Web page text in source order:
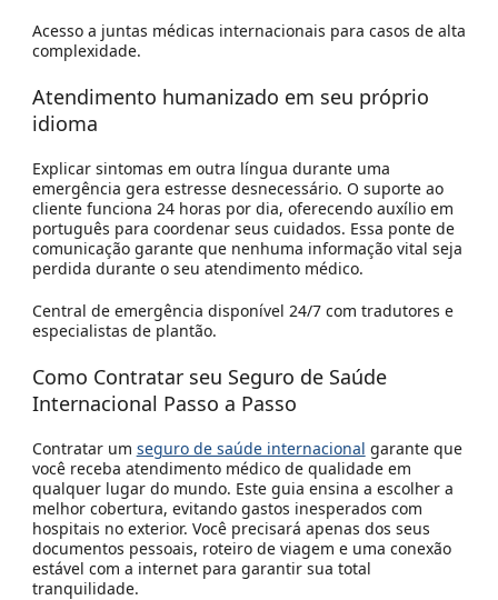
Acesso a juntas médicas internacionais para casos de alta
complexidade.
Atendimento humanizado em seu próprio
idioma
Explicar sintomas em outra língua durante uma
emergência gera estresse desnecessário. O suporte ao
cliente funciona 24 horas por dia, oferecendo auxílio em
português para coordenar seus cuidados. Essa ponte de
comunicaçãogarante que nenhuma informação vital seja
perdida durante o seu atendimento médico.
Central de emergência disponível 24/7 com tradutores e
especialistas de plantão.
Como Contratar seu Seguro de Saúde
Internacional Passo a Passo
Contratar um seguro de saúde internacional garante que
você receba atendimento médico de qualidade em
qualquer lugar do mundo. Este guia ensina a escolher a
melhor cobertura, evitando gastos inesperados com
hospitais no exterior. Você precisará apenas dos seus
documentos pessoais, roteiro de viagem e uma conexão
estável com a internet para garantir sua total
tranquilidade.